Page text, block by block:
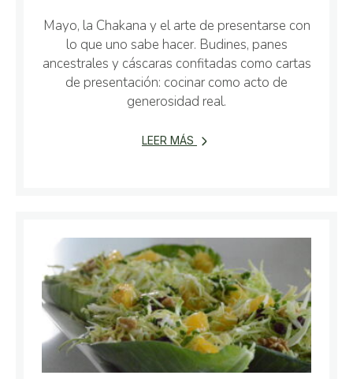
Mayo, la Chakana y el arte de presentarse con
lo que uno sabe hacer. Budines, panes
ancestrales y cáscaras confitadas como cartas
de presentación: cocinar como acto de
generosidad real.
LEER MÁS